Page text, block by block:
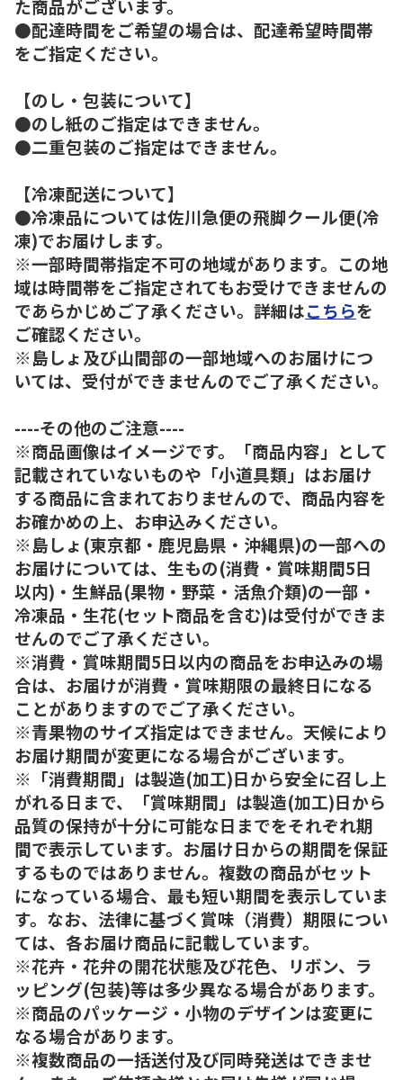
た商品がございます。
●配達時間をご希望の場合は、配達希望時間帯
をご指定ください。
【のし・包装について】
●のし紙のご指定はできません。
●二重包装のご指定はできません。
【冷凍配送について】
●冷凍品については佐川急便の飛脚クール便(冷
凍)でお届けします。
※一部時間帯指定不可の地域があります。この地
域は時間帯をご指定されてもお受けできませんの
であらかじめご了承ください。詳細はこちらを
ご確認ください。
※島しょ及び山間部の一部地域へのお届けにつ
いては、受付ができませんのでご了承ください。
----その他のご注意----
※商品画像はイメージです。「商品内容」として
記載されていないものや「小道具類」はお届け
する商品に含まれておりませんので、商品内容を
お確かめの上、お申込みください。
※島しょ(東京都・鹿児島県・沖縄県)の一部への
お届けについては、生もの(消費・賞味期間5日
以内)・生鮮品(果物・野菜・活魚介類)の一部・
冷凍品・生花(セット商品を含む)は受付ができま
せんのでご了承ください。
※消費・賞味期間5日以内の商品をお申込みの場
合は、お届けが消費・賞味期限の最終日になる
ことがありますのでご了承ください。
※青果物のサイズ指定はできません。天候により
お届け期間が変更になる場合がございます。
※「消費期間」は製造(加工)日から安全に召し上
がれる日まで、「賞味期間」は製造(加工)日から
品質の保持が十分に可能な日までをそれぞれ期
間で表示しています。お届け日からの期間を保証
するものではありません。複数の商品がセット
になっている場合、最も短い期間を表示していま
す。なお、法律に基づく賞味（消費）期限につい
ては、各お届け商品に記載しています。
※花卉・花弁の開花状態及び花色、リボン、ラ
ッピング(包装)等は多少異なる場合があります。
※商品のパッケージ・小物のデザインは変更に
なる場合があります。
※複数商品の一括送付及び同時発送はできませ